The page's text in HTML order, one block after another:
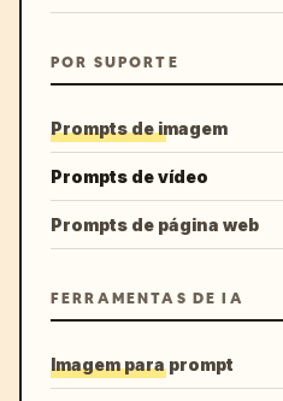
POR SUPORTE
Prompts de imagem
Prompts de vídeo
Prompts de página web
FERRAMENTAS DE IA
Imagem para prompt